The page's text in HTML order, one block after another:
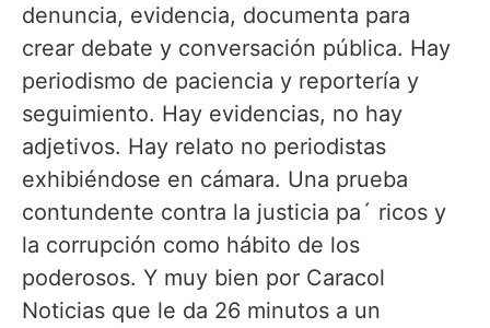
denuncia, evidencia, documenta para
crear debate y conversación pública. Hay
periodismo de paciencia y reportería y
seguimiento. Hay evidencias, no hay
adjetivos. Hay relato no periodistas
exhibiéndose en cámara. Una prueba
contundente contra la justicia pa´ ricos y
la corrupción como hábito de los
poderosos. Y muy bien por Caracol
Noticias que le da 26 minutos a un